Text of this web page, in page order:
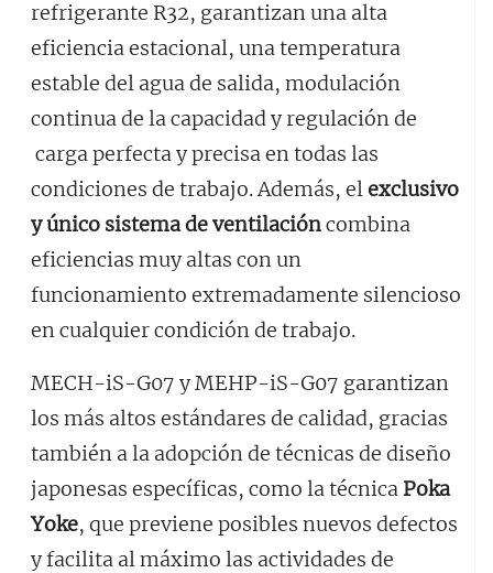
refrigerante R32, garantizan una alta
eficiencia estacional, una temperatura
estable del agua de salida, modulación
continua de la capacidad y regulación de
carga perfecta y precisa en todas las
condiciones de trabajo. Además, elexclusivo
y único sistema de ventilacióncombina
eficiencias muy altas con un
funcionamiento extremadamente silencioso
en cualquier condición de trabajo.
MECH-iS-G07 y MEHP-iS-G07 garantizan
los más altos estándares de calidad, gracias
también a la adopción de técnicas de diseño
japonesas específicas, como la técnica Poka
Yoke, que previene posibles nuevos defectos
y facilita al máximo las actividades de